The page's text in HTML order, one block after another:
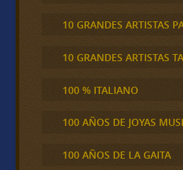
10 GRANDES ARTISTAS
10 GRANDES ARTISTAS
100 % ITALIANO
100 AÑOS DE JOYAS
100 AÑOS DE LA GAITA